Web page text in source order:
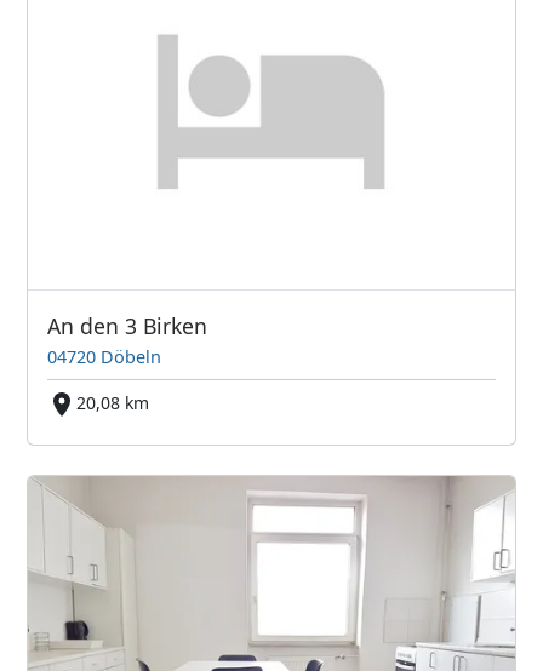
An den 3 Birken
04720 Döbeln
20,08 km